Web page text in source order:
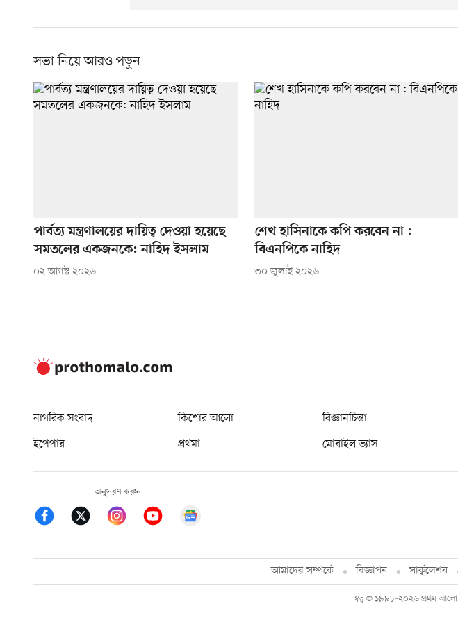
সভা নিয়ে আরও পড়ুন
পার্বত্য মন্ত্রণালয়ের দায়িত্ব দেওয়া হয়েছে
সমতলের একজনকে: নাহিদ ইসলাম
০২ আগস্ট ২০২৬
শেখ হাসিনাকে কপি করবেন না :
বিএনপিকে নাহিদ
৩০ জুলাই ২০২৬
নাগরিক সংবাদ কিশোর আলো বিজ্ঞানচিন্তা
ইপেপার
প্রথমা মোবাইল ভ্যাস
অনুসরণ করুন
আমাদের সম্পর্কে বিজ্ঞাপন সার্কুলেশন
স্বত্ব © ১৯৯৮-২০২৬ প্রথম আলো